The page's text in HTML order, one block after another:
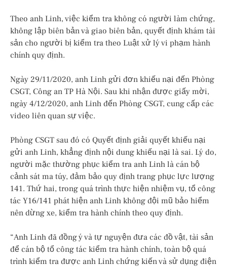
Theo anh Linh, việc kiểm tra không có người làm chứng,
không lập biên bản và giao biên bản, quyết định khám tài
sản cho người bị kiểm tra theo Luật xử lý vi phạm hành
chính quy định.
Ngày 29/11/2020, anh Linh gửi đơn khiếu nại đến Phòng
CSGT, Công an TP Hà Nội. Sau khi nhận được giấy mời,
ngày 4/12/2020, anh Linh đến Phòng CSGT, cung cấp các
video liên quan sự việc.
Phòng CSGT sau đó có Quyết định giải quyết khiếu nại
gửi anh Linh, khẳng định nội dung khiếu nại là sai. Lý do,
người mặc thường phục kiểm tra anh Linh là cán bộ
cảnh sát ma túy, đảm bảo quy định trang phục lực lượng
141. Thứ hai, trong quá trình thực hiện nhiệm vụ, tổ công
tác Y16/141 phát hiện anh Linh không đội mũ bảo hiểm
nên dừng xe, kiểm tra hành chính theo quy định.
“Anh Linh đã đồng ý và tự nguyện đưa các đồ vật, tài sản
để cán bộ tổ công tác kiểm tra hành chính, toàn bộ quá
trình kiểm tra được anh Linh chứng kiến và sử dụng điện